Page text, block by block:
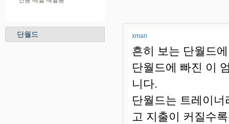
단월드 xman
흔히 보는 단월드
단월드에 빠진 이
니다.
단월드는 트레이
고 지출이 커질수